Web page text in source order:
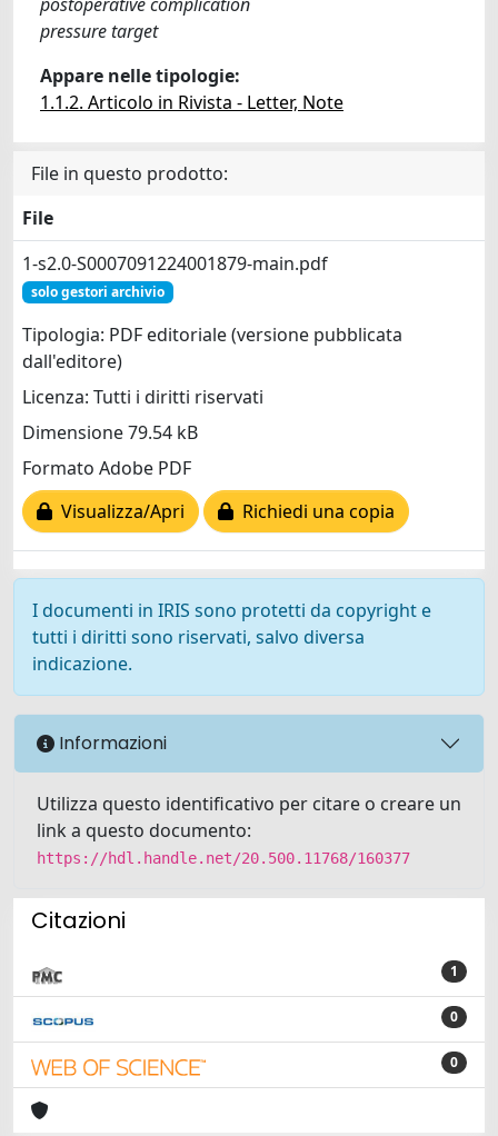
pressure target
Appare nelle tipologie:
1.1.2. Articolo in Rivista - Letter, Note
File in questo prodotto:
File
1-s2.0-S0007091224001879-main.pdf
solo gestori archivio
Tipologia: PDF editoriale (versione pubblicata
dall'editore)
Licenza: Tutti i diritti riservati
Dimensione 79.54 kB
Formato Adobe PDF
Visualizza/Apri
Richiedi una copia
I documenti in IRIS sono protetti da copyright e
tutti i diritti sono riservati, salvo diversa
indicazione.
Informazioni
Utilizza questo identificativo per citare o creare un
link a questo documento:
https://hdl.handle.net/20.500.11768/160377
Citazioni
1
0
0